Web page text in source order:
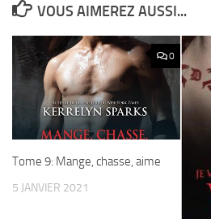
VOUS AIMEREZ AUSSI...
0
Tome 9: Mange, chasse, aime
5 JANVIER 2021